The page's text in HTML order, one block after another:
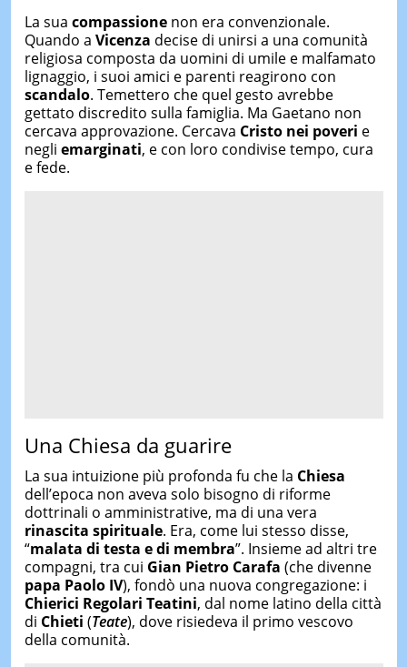
La sua compassionenon era convenzionale.
Quando a Vicenza decise di unirsi a una comunità
religiosa composta da uomini di umile e malfamato
lignaggio, i suoi amici e parenti reagirono con
scandalo. Temettero che quel gesto avrebbe
gettato discredito sulla famiglia. Ma Gaetano non
cercava approvazione. Cercava Cristo nei poveri e
negli emarginati, e con loro condivise tempo, cura
e fede.
Una Chiesa da guarire
La sua intuizione più profonda fu che la Chiesa
dell’epoca non aveva solo bisogno di riforme
dottrinali o amministrative, ma di una vera
rinascita spirituale. Era, come lui stesso disse,
“malata di testa e di membra”. Insieme ad altri tre
compagni, tra cui Gian Pietro Carafa (che divenne
papa Paolo IV), fondò una nuova congregazione: i
Chierici Regolari Teatini, dal nome latino della città
di Chieti (Teate), dove risiedeva il primo vescovo
della comunità.